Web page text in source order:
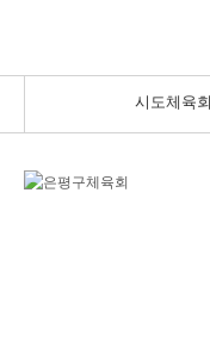
시도체육회